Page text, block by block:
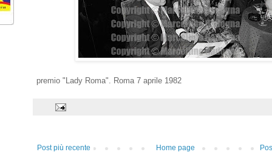
premio "Lady Roma". Roma 7 aprile 1982
Post più recente Home page